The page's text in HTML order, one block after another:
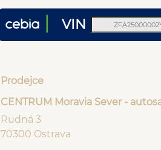
VIN
Prodejce
CENTRUM Moravia Sever -
Rudná 3
70300 Ostrava